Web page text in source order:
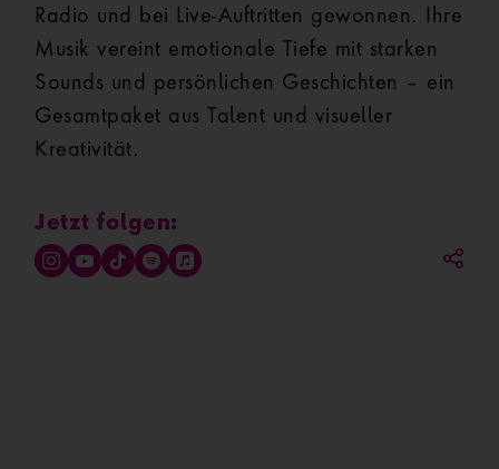
Radio und bei Live-Auftritten gewonnen. Ihre
Musik vereint emotionale Tiefe mit starken
Sounds und persönlichen Geschichten – ein
Gesamtpaket aus Talent und visueller
Kreativität.
Jetzt folgen: